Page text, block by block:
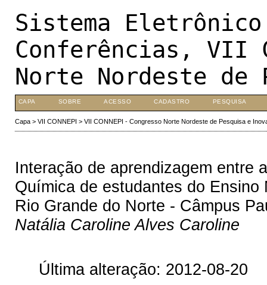
Sistema
Conferências, VII
Norte Nordeste de
CAPA SOBRE ACESSO CADASTRO PESQUISA
Capa> VII CONNEPI > VII CONNEPI - Congresso Norte Nordeste de Pesquisa e
Interação de aprendizagem entre
Química de estudantes do
Rio Grande do Norte - Câmpus
Natália Caroline Alves Caroline
Última alteração: 2012-08-20